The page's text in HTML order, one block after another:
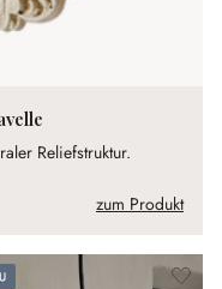
Reliefstruktur.
zum Produkt